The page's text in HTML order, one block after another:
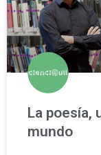
La poesía,
mundo